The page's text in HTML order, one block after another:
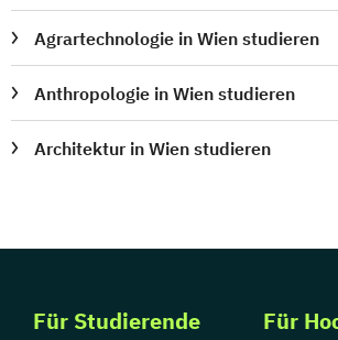
Agrartechnologie in Wien studieren
Anthropologie in Wien studieren
Architektur in Wien studieren
Für Studierende Für